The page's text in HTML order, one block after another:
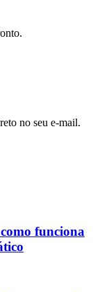
no seu e-mail.
funciona